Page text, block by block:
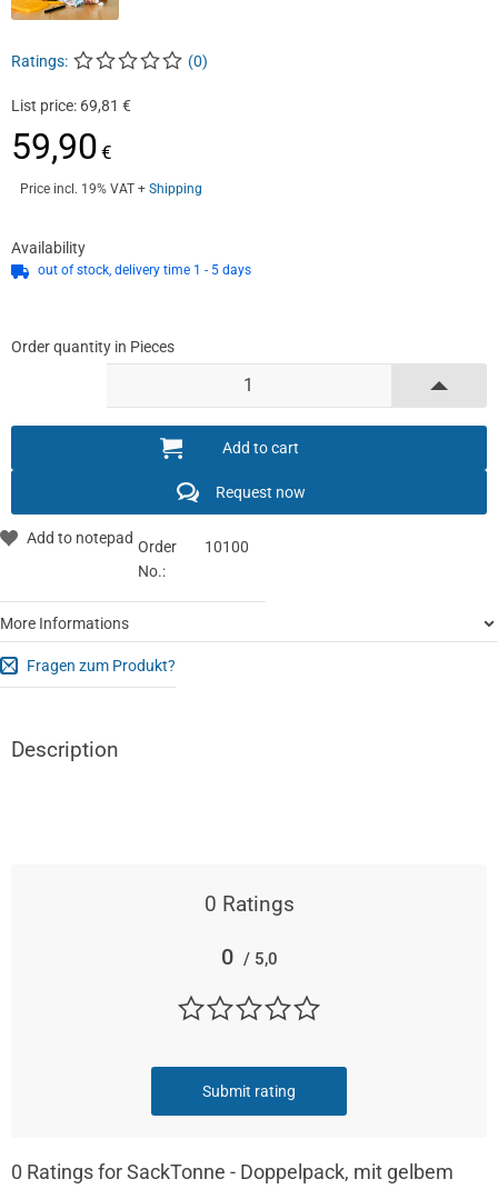
Ratings: (0)
List price: 69,81 €
59,90 €
Price incl. 19% VAT + Shipping
Availability
out of stock, delivery time 1 - 5 days
Order quantity in Pieces
Request now
Order
No.:
10100
More Informations
Fragen zum Produkt?
Description
0 Ratings
0 / 5,0
Submit rating
0 Ratings for SackTonne - Doppelpack, mit gelbem